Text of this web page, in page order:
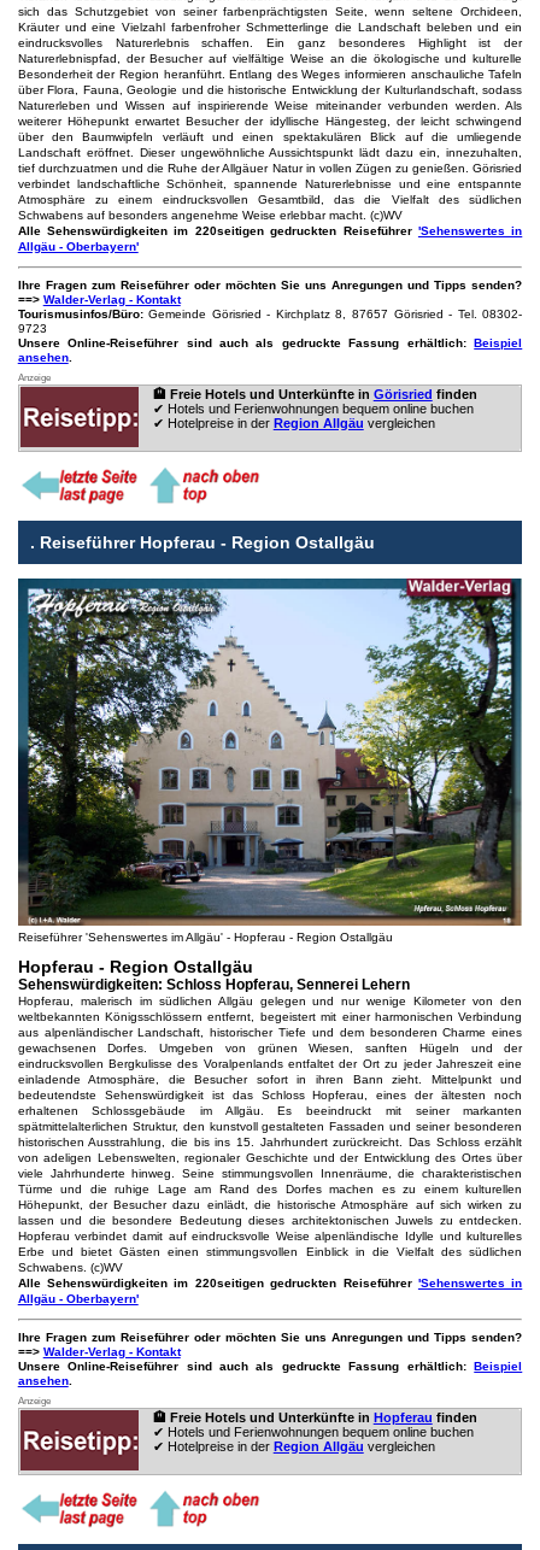
sich das Schutzgebiet von seiner farbenprächtigsten Seite, wenn seltene Orchideen,
Kräuter und eine Vielzahl farbenfroher Schmetterlinge die Landschaft beleben und ein
eindrucksvolles Naturerlebnis schaffen. Ein ganz besonderes Highlight ist der
Naturerlebnispfad, der Besucher auf vielfältige Weise an die ökologische und kulturelle
Besonderheit der Region heranführt. Entlang des Weges informieren anschauliche Tafeln
über Flora, Fauna, Geologie und die historische Entwicklung der Kulturlandschaft, sodass
Naturerleben und Wissen auf inspirierende Weise miteinander verbunden werden. Als
weiterer Höhepunkt erwartet Besucher der idyllische Hängesteg, der leicht schwingend
über den Baumwipfeln verläuft und einen spektakulären Blick auf die umliegende
Landschaft eröffnet. Dieser ungewöhnliche Aussichtspunkt lädt dazu ein, innezuhalten,
tief durchzuatmen und die Ruhe der Allgäuer Natur in vollen Zügen zu genießen. Görisried
verbindet landschaftliche Schönheit, spannende Naturerlebnisse und eine entspannte
Atmosphäre zu einem eindrucksvollen Gesamtbild, das die Vielfalt des südlichen
Schwabens auf besonders angenehme Weise erlebbar macht. (c)WV
Alle Sehenswürdigkeiten im 220seitigen gedruckten Reiseführer 'Sehenswertes in
Allgäu - Oberbayern'
Ihre Fragen zum Reiseführer oder möchten Sie uns Anregungen und Tipps senden?
==> Walder-Verlag - Kontakt
Tourismusinfos/Büro:Gemeinde Görisried - Kirchplatz 8, 87657 Görisried - Tel. 08302-
9723
Unsere Online-Reiseführer sind auch als gedruckte Fassung erhältlich:
Beispiel
ansehen.
Anzeige
🏨 Freie Hotels und Unterkünfte in Görisried finden
✔ Hotels und Ferienwohnungen bequem online buchen
✔ Hotelpreise in der Region Allgäu vergleichen
. Reiseführer Hopferau - Region Ostallgäu
Reiseführer 'Sehenswertes im Allgäu' - Hopferau - Region Ostallgäu
Hopferau - Region Ostallgäu
Sehenswürdigkeiten: Schloss Hopferau, Sennerei Lehern
Hopferau, malerisch im südlichen Allgäu gelegen und nur wenige Kilometer von den
weltbekannten Königsschlössern entfernt, begeistert mit einer harmonischen Verbindung
aus alpenländischer Landschaft, historischer Tiefe und dem besonderen Charme eines
gewachsenen Dorfes. Umgeben von grünen Wiesen, sanften Hügeln und der
eindrucksvollen Bergkulisse des Voralpenlands entfaltet der Ort zu jeder Jahreszeit eine
einladende Atmosphäre, die Besucher sofort in ihren Bann zieht. Mittelpunkt und
bedeutendste Sehenswürdigkeit ist das Schloss Hopferau, eines der ältesten noch
erhaltenen Schlossgebäude im Allgäu. Es beeindruckt mit seiner markanten
spätmittelalterlichen Struktur, den kunstvoll gestalteten Fassaden und seiner besonderen
historischen Ausstrahlung, die bis ins 15. Jahrhundert zurückreicht. Das Schloss erzählt
von adeligen Lebenswelten, regionaler Geschichte und der Entwicklung des Ortes über
viele Jahrhunderte hinweg. Seine stimmungsvollen Innenräume, die charakteristischen
Türme und die ruhige Lage am Rand des Dorfes machen es zu einem kulturellen
Höhepunkt, der Besucher dazu einlädt, die historische Atmosphäre auf sich wirken zu
lassen und die besondere Bedeutung dieses architektonischen Juwels zu entdecken.
Hopferau verbindet damit auf eindrucksvolle Weise alpenländische Idylle und kulturelles
Erbe und bietet Gästen einen stimmungsvollen Einblick in die Vielfalt des südlichen
Schwabens. (c)WV
Alle Sehenswürdigkeiten im 220seitigen gedruckten Reiseführer 'Sehenswertes in
Allgäu - Oberbayern'
Ihre Fragen zum Reiseführer oder möchten Sie uns Anregungen und Tipps senden?
==> Walder-Verlag - Kontakt
Unsere Online-Reiseführer sind auch als gedruckte Fassung erhältlich:Beispiel
ansehen.
Anzeige
🏨 Freie Hotels und Unterkünfte in Hopferau finden
✔ Hotels und Ferienwohnungen bequem online buchen
✔ Hotelpreise in der Region Allgäu vergleichen